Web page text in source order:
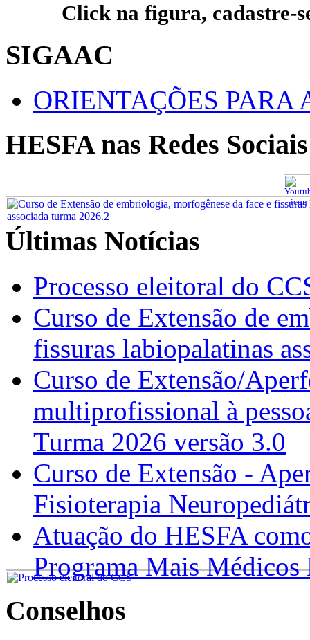
Click na figura, cadastre-
SIGAAC
ORIENTAÇÕES PARA
HESFA nas Redes Sociais
Últimas Notícias
Processo eleitoral do
Curso de Extensão de
fissuras labiopalatinas
Curso de Extensão/
multiprofissional à
Turma 2026 versão 3.0
Curso de Extensão -
Fisioterapia
Atuação do HESFA
Programa Mais
Conselhos